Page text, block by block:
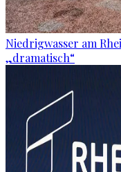
Niedrigwasser am
„dramatisch“